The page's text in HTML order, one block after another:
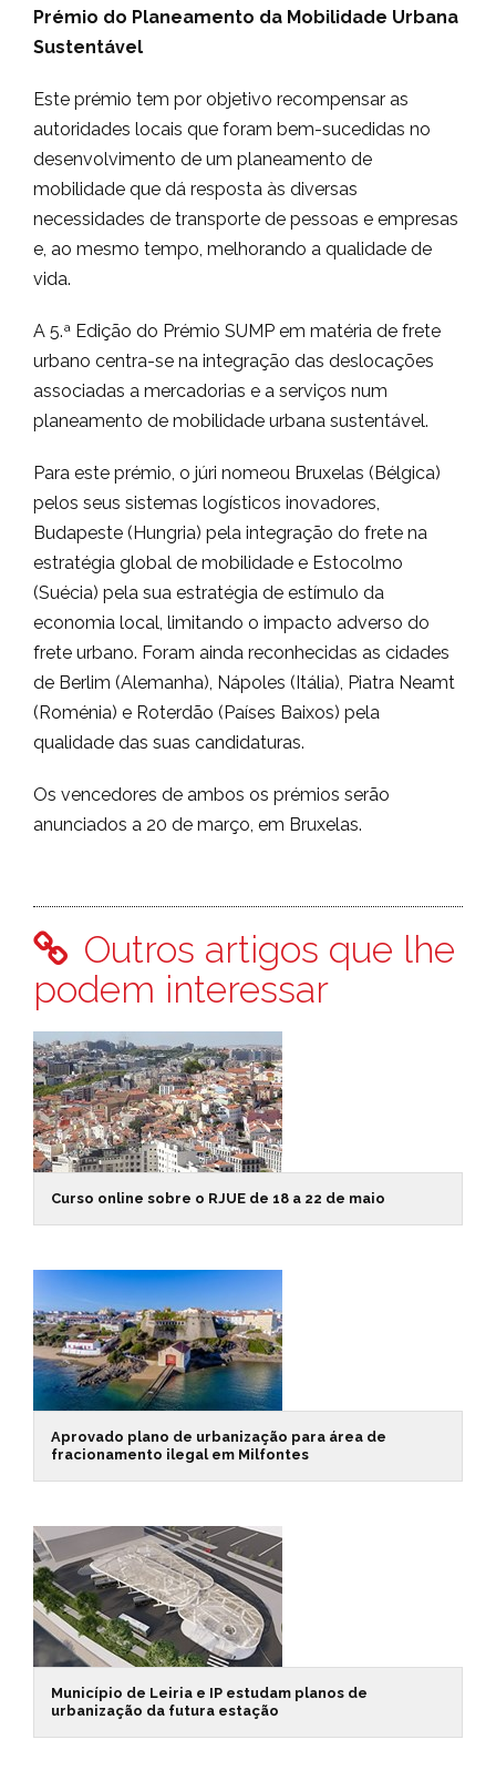
Prémio do Planeamento da Mobilidade Urbana
Sustentável
Este prémio tem por objetivo recompensar as
autoridades locais que foram bem-sucedidas no
desenvolvimento de um planeamento de
mobilidade que dá resposta às diversas
necessidades de transporte de pessoas e empresas
e, ao mesmo tempo, melhorando a qualidade de
vida.
A 5.ª Edição do Prémio SUMP em matéria de frete
urbano centra-se na integração das deslocações
associadas a mercadorias e a serviços num
planeamento de mobilidade urbana sustentável.
Para este prémio, o júri nomeou Bruxelas (Bélgica)
pelos seus sistemas logísticos inovadores,
Budapeste (Hungria) pela integração do frete na
estratégia global de mobilidade e Estocolmo
(Suécia) pela sua estratégia de estímulo da
economia local, limitando o impacto adverso do
frete urbano. Foram ainda reconhecidas as cidades
de Berlim (Alemanha), Nápoles (Itália), Piatra Neamt
(Roménia) e Roterdão (Países Baixos) pela
qualidade das suas candidaturas.
Os vencedores de ambos os prémios serão
anunciados a 20 de março, em Bruxelas.
Outros artigos que lhe
podem interessar
Curso online sobre o RJUE de 18 a 22 de maio
Aprovado plano de urbanização para área de
fracionamento ilegal em Milfontes
Município de Leiria e IP estudam planos de
urbanização da futura estação